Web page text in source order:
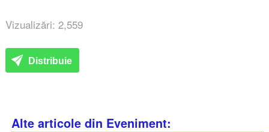
Vizualizări: 2,559
Distribuie
Alte articole din Eveniment: